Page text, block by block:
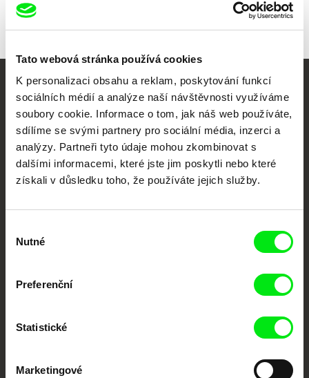
Tato webová stránka používá cookies
K personalizaci obsahu a reklam, poskytování funkcí
sociálních médií a analýze naší návštěvnosti využíváme
soubory cookie. Informace o tom, jak náš web používáte,
sdílíme se svými partnery pro sociální média, inzerci a
analýzy. Partneři tyto údaje mohou zkombinovat s
dalšími informacemi, které jste jim poskytli nebo které
získali v důsledku toho, že používáte jejich služby.
souhlasu
Nutné
Preferenční
Statistické
Marketingové
Vaše online
dokumentární kino
Nové festivalové filmy
každý týden
posouvat hranice dokumentárního filmu, propagovat jeho rozmanitost a